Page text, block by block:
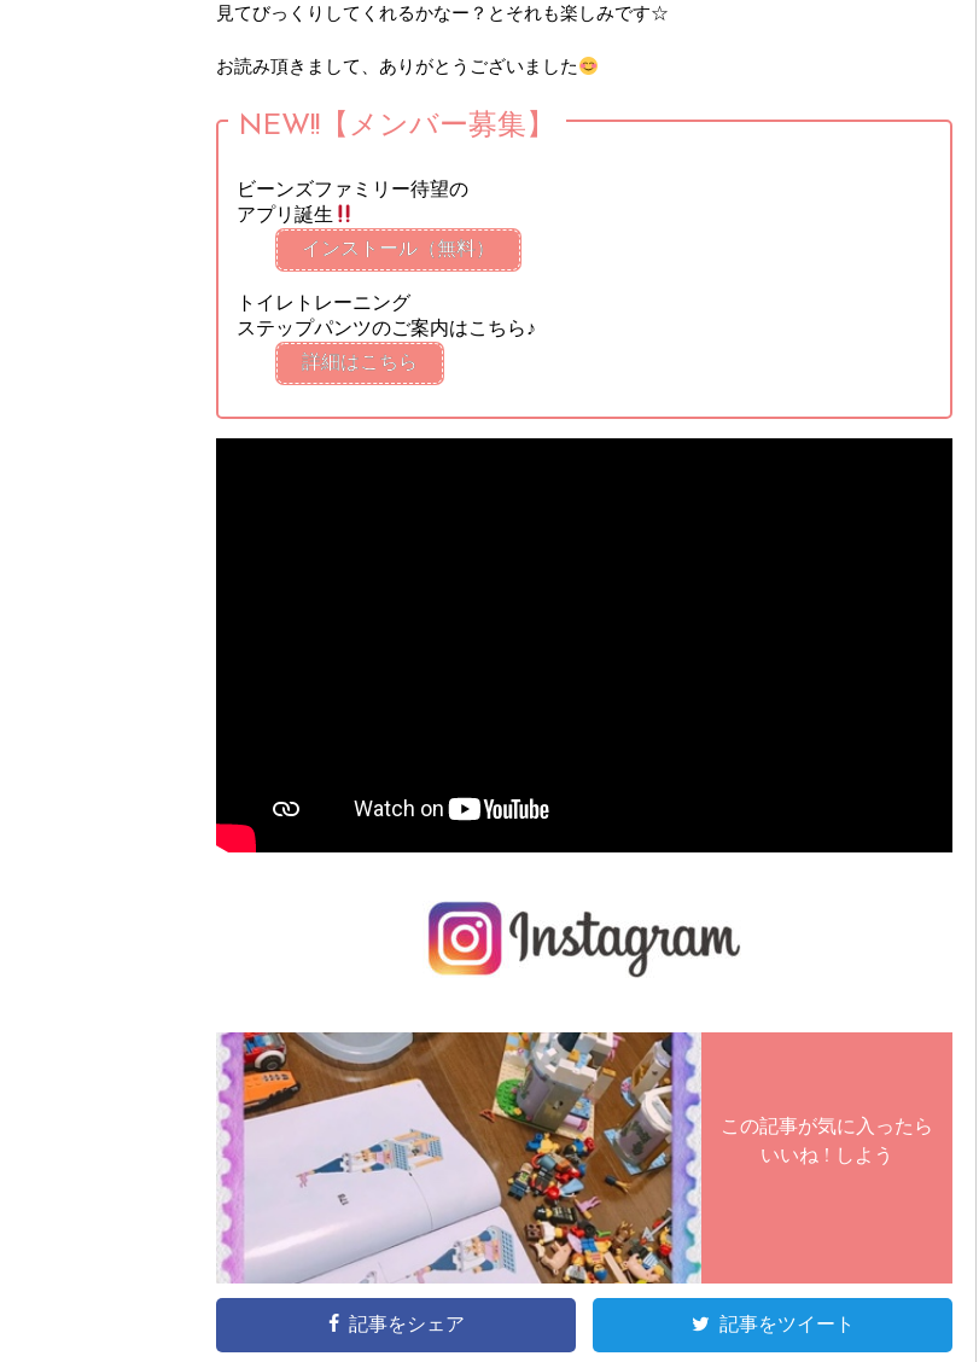
見てびっくりしてくれるかなー？とそれも楽しみです☆
お読み頂きまして、ありがとうございました
NEW!!【メンバー募集】
ビーンズファミリー待望の
アプリ誕生
インストール（無料）
トイレトレーニング
ステップパンツのご案内はこちら♪
詳細はこちら
この記事が気に入ったら
いいね ! しよう
記事をシェア 記事をツイート